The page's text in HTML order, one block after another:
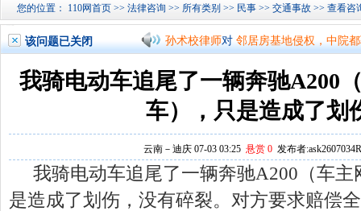
您的位置： 110网首页 >> 法律咨询 >> 所有类别 >> 民事 >> 交通事故 >>
该问题已关闭
孙术校律师对邻居房基地侵权，中院
孙术校律师对在保定上班两年了，一
孙术校律师 对你好，我2016年离的婚
孙术校律师对 房产交易问题 的回复获
孙术校律师对我是男方，离婚了，孩
孙术校律师对夫妻共同财产假如妻子
孙术校律师 对民事诉讼法院指定的举
我骑电动车追尾了一辆奔驰A200
车），只是造成了划
云南－迪庆 07-03 03:25 悬赏 0发布者
我骑电动车追尾了一辆奔驰A200（车
是造成了划伤，没有碎裂。对方要求赔偿